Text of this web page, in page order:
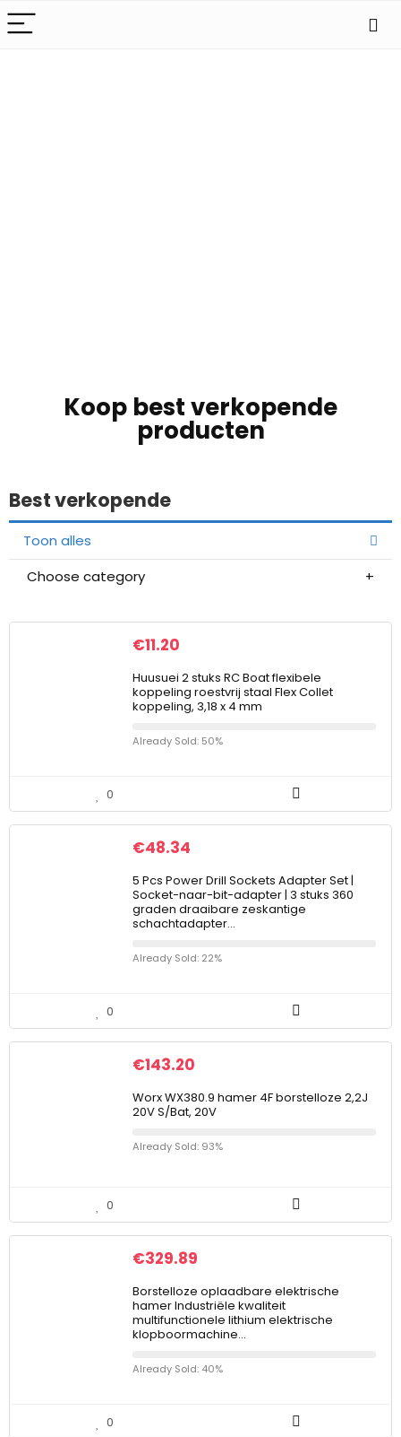
Koop best verkopende
producten
Best verkopende
Toon alles
Choose category
€11.20
Huusuei 2 stuks RC Boat flexibele
koppeling roestvrij staal Flex Collet
koppeling, 3,18 x 4 mm
Already Sold: 50%
0
€48.34
5 Pcs Power Drill Sockets Adapter Set |
Socket-naar-bit-adapter | 3 stuks 360
graden draaibare zeskantige
schachtadapter…
Already Sold: 22%
0
€143.20
Worx WX380.9 hamer 4F borstelloze 2,2J
20V S/Bat, 20V
Already Sold: 93%
0
€329.89
Borstelloze oplaadbare elektrische
hamer Industriële kwaliteit
multifunctionele lithium elektrische
klopboormachine…
Already Sold: 40%
0